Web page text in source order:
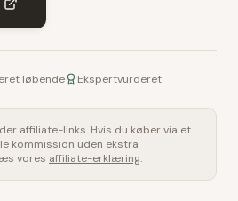
løbende Ekspertvurderet
affiliate-links. Hvis du køber via et
kommission uden ekstra
vores affiliate-erklæring.